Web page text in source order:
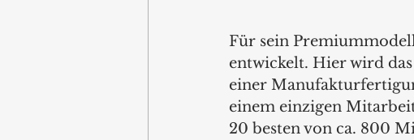
Für sein
entwickelt. Hier wird
einer
einem einzigen
20 besten von ca. 800